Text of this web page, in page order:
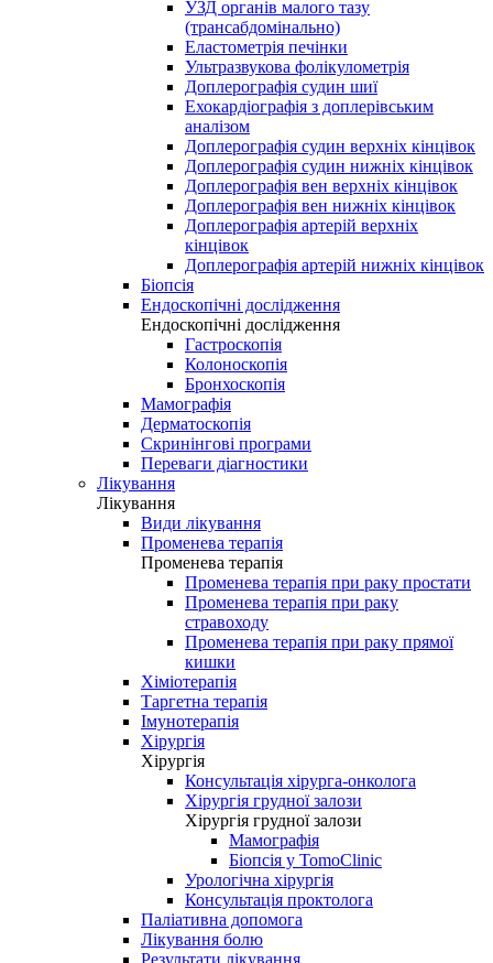
УЗД органів малого тазу
(трансабдомінально)
Еластометрія печінки
Ультразвукова фолікулометрія
Доплерографія судин шиї
Ехокардіографія з доплерівським
аналізом
Доплерографія судин верхніх кінцівок
Доплерографія судин нижніх кінцівок
Доплерографія вен верхніх кінцівок
Доплерографія вен нижніх кінцівок
Доплерографія артерій верхніх
кінцівок
Доплерографія артерій нижніх кінцівок
Біопсія
Ендоскопічні дослідження
Ендоскопічні дослідження
Гастроскопія
Колоноскопія
Бронхоскопія
Мамографія
Дерматоскопія
Скринінгові програми
Переваги діагностики
Лікування
Лікування
Види лікування
Променева терапія
Променева терапія
Променева терапія при раку простати
Променева терапія при раку
стравоходу
Променева терапія при раку прямої
кишки
Хіміотерапія
Таргетна терапія
Імунотерапія
Хірургія
Хірургія
Консультація хірурга-онколога
Хірургія грудної залози
Хірургія грудної залози
Мамографія
Біопсія у TomoClinic
Урологічна хірургія
Консультація проктолога
Паліативна допомога
Лікування болю
Результати лікування